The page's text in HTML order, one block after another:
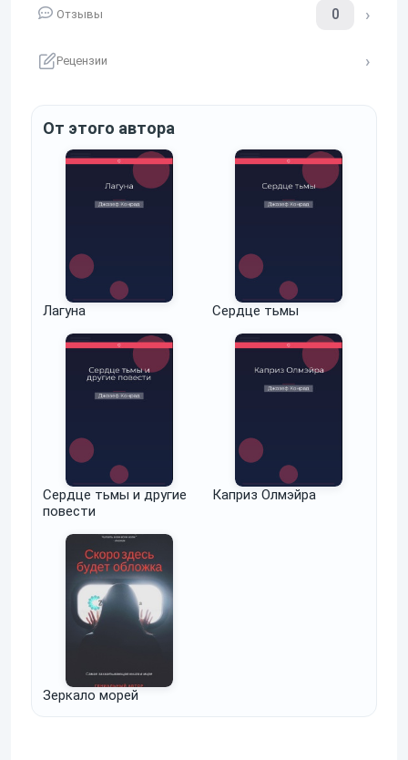
Отзывы 0
Рецензии
От этого автора
Лагуна Сердце тьмы
Сердце тьмы и другие
повести
Каприз Олмэйра
Зеркало морей